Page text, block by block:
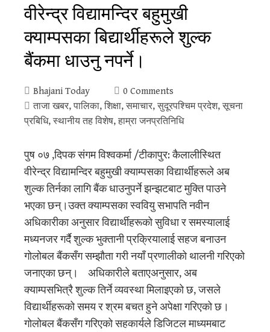
वीरेन्द्र विद्यामन्दिर बहुमुखी
क्याम्पसका बिद्यार्थीहरूले शुल्क
बैंकमा धाउनु नपर्ने।
Bhajani Today
0 Comments
ताजा खबर, पालिका, शिक्षा, समाचार, सुदूरपश्‍चिम प्रदेश, सूचना
प्रबिधि, स्थानीय तह विशेष, हाम्रा जनप्रतिनिधि
पुष ०७ ,दिपक संगम विश्वकर्मा /टीकापुर: कैलालीस्थित
वीरेन्द्र विद्यामन्दिर बहुमुखी क्याम्पसका विद्यार्थीहरूले अब
शुल्क तिर्नका लागि बैंक धाउनुपर्ने झन्झटबाट मुक्ति पाउने
भएका छन्।उक्त क्याम्पसका स्ववियु सभापति नवीन
अधिकारीका अनुसार विद्यार्थीहरूको सुविधा र समस्यालाई
मध्यनजर गर्दै शुल्क भुक्तानी प्रक्रियालाई सहज बनाउन
गोलोबल बैंकसँग सम्झौता गरी नयाँ प्रणालीको थालनी गरिएको
जनाएका छन्। अधिकारीले बताएअनुसार, अब
क्याम्पसभित्रै शुल्क तिर्ने व्यवस्था मिलाइएको छ, जसले
विद्यार्थीहरूको समय र श्रम बचत हुने अपेक्षा गरिएको छ।
गोलोबल बैंकसँग गरिएको सहकार्यले डिजिटल माध्यमबाट